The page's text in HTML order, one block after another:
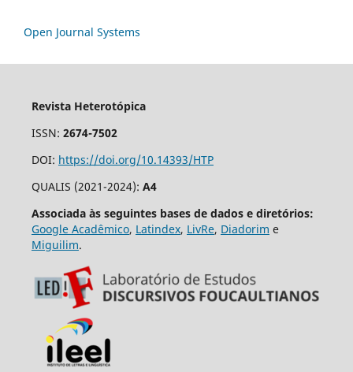
Open Journal Systems
Revista Heterotópica
ISSN: 2674-7502
DOI: https://doi.org/10.14393/HTP
QUALIS (2021-2024): A4
Associada às seguintes bases de dados e diretórios:
Google Acadêmico, Latindex, LivRe, Diadorim e
Miguilim.